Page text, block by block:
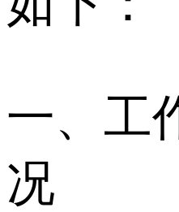
一、工
况